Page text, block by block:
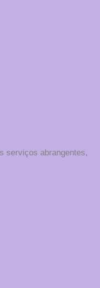
serviços abrangentes,